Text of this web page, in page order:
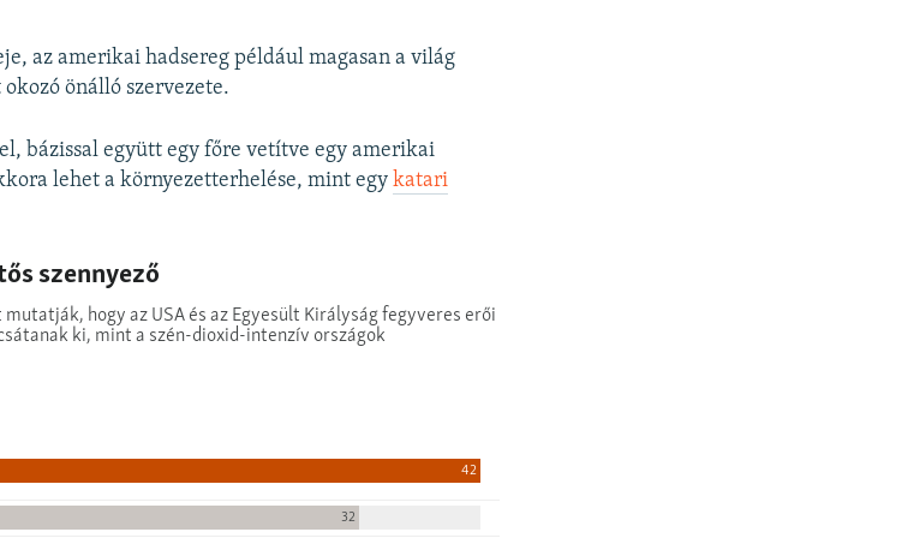
az amerikai hadsereg például magasan a világ
önálló szervezete.
bázissal együtt egy főre vetítve egy amerikai
lehet a környezetterhelése, mint egykatari